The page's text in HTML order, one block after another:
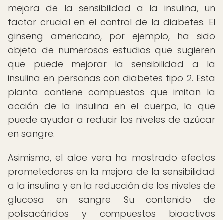
mejora de la sensibilidad a la insulina, un
factor crucial en el control de la diabetes. El
ginseng americano, por ejemplo, ha sido
objeto de numerosos estudios que sugieren
que puede mejorar la sensibilidad a la
insulina en personas con diabetes tipo 2. Esta
planta contiene compuestos que imitan la
acción de la insulina en el cuerpo, lo que
puede ayudar a reducir los niveles de azúcar
en sangre.
Asimismo, el aloe vera ha mostrado efectos
prometedores en la mejora de la sensibilidad
a la insulina y en la reducción de los niveles de
glucosa en sangre. Su contenido de
polisacáridos y compuestos bioactivos